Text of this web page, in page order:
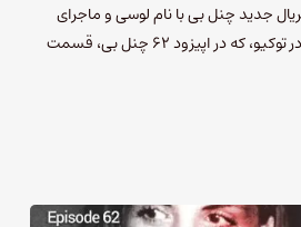
جدید چنل بی با نام لوسی و ماجرای
گم‌شدن لوسی بلکمن در توکیو، که در اپیزود ۶۲ چنل‌ بی، قسمت